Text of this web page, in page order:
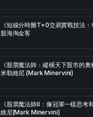
《短線分時圖T+0交易實戰技法：
股海淘金客
《股票魔法師：縱橫天下股市的
米勒維尼 (Mark Minervini)
《股票魔法師Ⅱ：像冠軍一樣思考
維尼(Mark Minervini)